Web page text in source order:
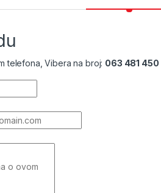
telefona, Vibera na broj: 063 481 450